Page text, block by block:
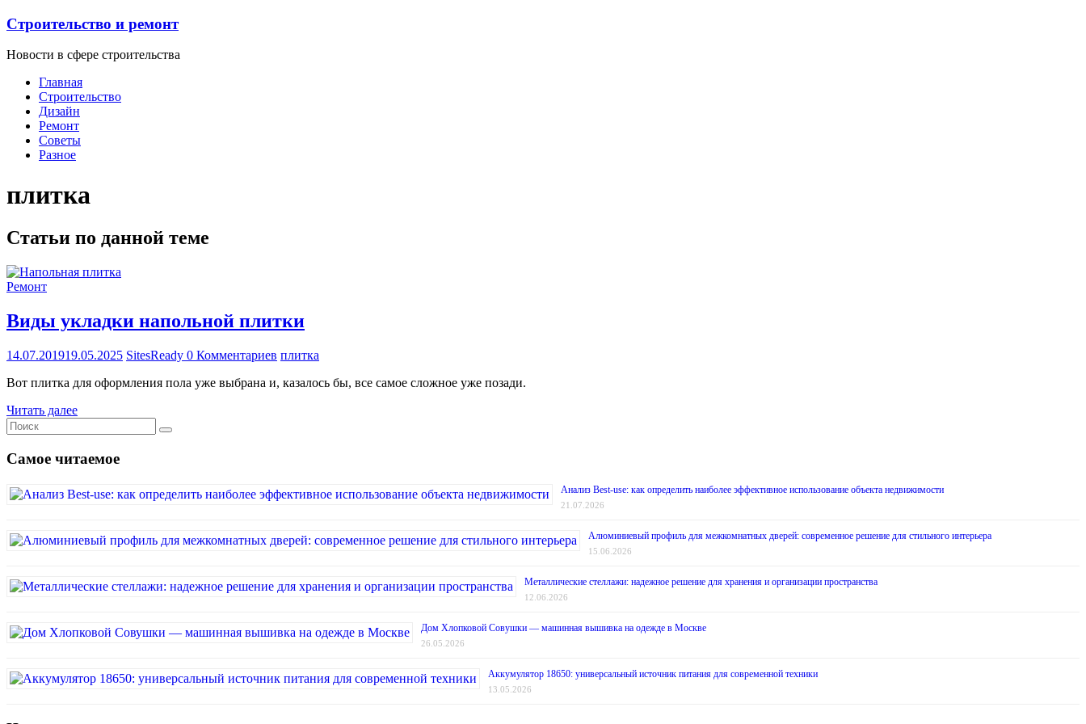
Строительство и ремонт
Новости в сфере строительства
Главная
Строительство
Дизайн
Ремонт
Советы
Разное
плитка
Статьи по данной теме
Ремонт
Виды укладки напольной плитки
14.07.201919.05.2025 SitesReady 0 Комментариев плитка
Вот плитка для оформления пола уже выбрана и, казалось бы, все самое сложное уже позади.
Читать далее
Самое читаемое
Анализ Best-use: как определить наиболее эффективное использование объекта недвижимости
21.07.2026
Алюминиевый профиль для межкомнатных дверей: современное решение для стильного интерьера
15.06.2026
Металлические стеллажи: надежное решение для хранения и организации пространства
12.06.2026
Дом Хлопковой Совушки — машинная вышивка на одежде в Москве
26.05.2026
Аккумулятор 18650: универсальный источник питания для современной техники
13.05.2026